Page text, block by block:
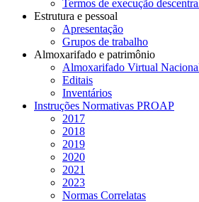
Termos de execução
Estrutura e pessoal
Apresentação
Grupos de trabalho
Almoxarifado e patrimônio
Almoxarifado Virtual
Editais
Inventários
Instruções Normativas PROAP
2017
2018
2019
2020
2021
2023
Normas Correlatas